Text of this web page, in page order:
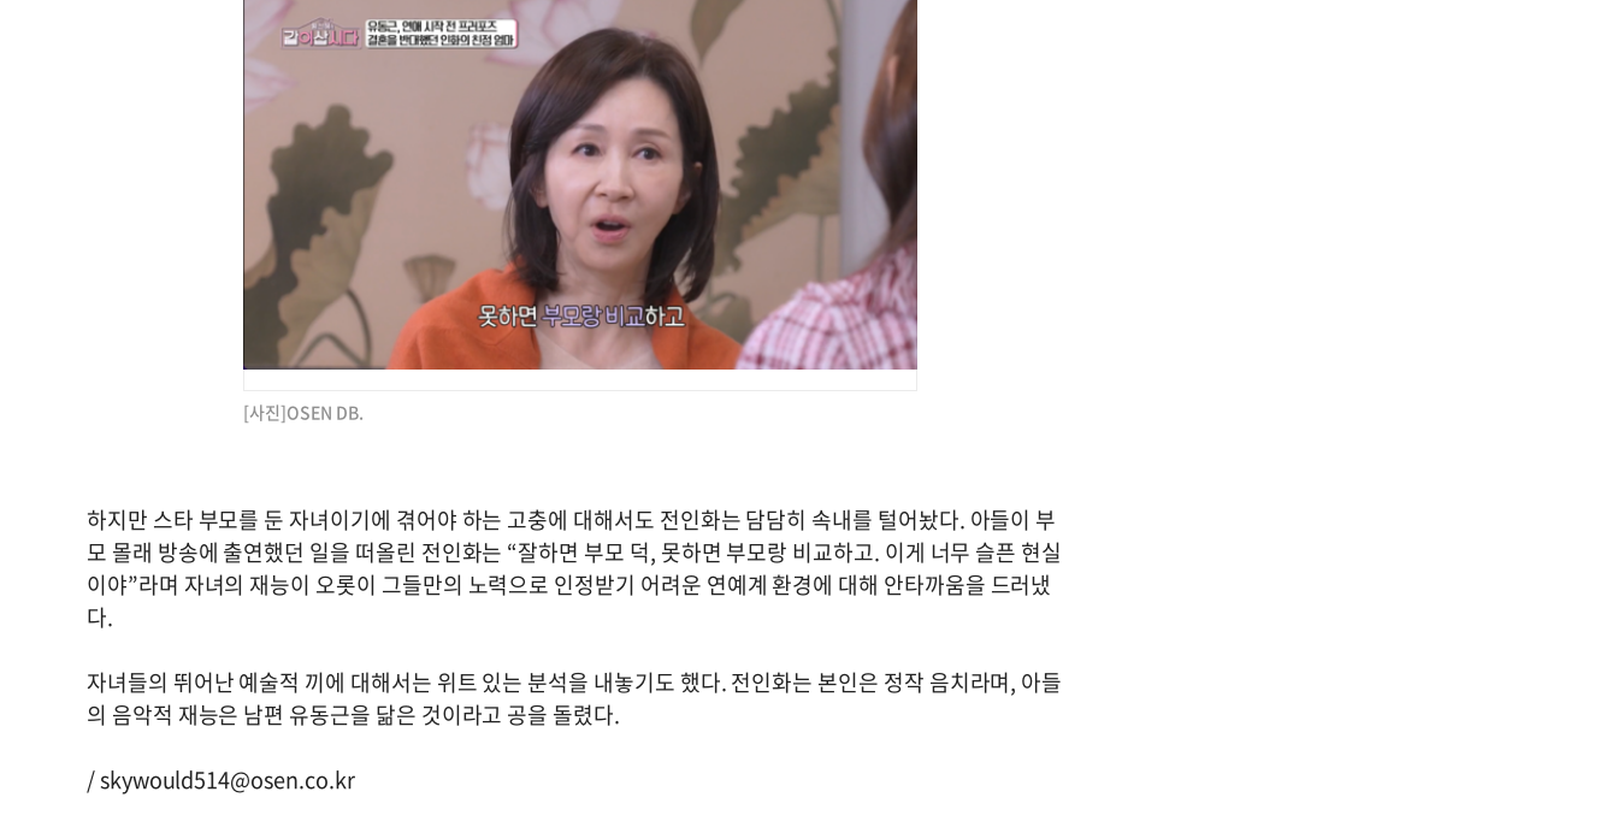
[사진]OSEN DB.
하지만 스타 부모를 둔 자녀이기에 겪어야 하는 고충에 대해서도 전인화는 담담히 속내를 털어놨다. 아들이 부
모 몰래 방송에 출연했던 일을 떠올린 전인화는 “잘하면 부모 덕, 못하면 부모랑 비교하고. 이게 너무 슬픈 현실
이야”라며 자녀의 재능이 오롯이 그들만의 노력으로 인정받기 어려운 연예계 환경에 대해 안타까움을 드러냈
다.
자녀들의 뛰어난 예술적 끼에 대해서는 위트 있는 분석을 내놓기도 했다. 전인화는 본인은 정작 음치라며, 아들
의 음악적 재능은 남편 유동근을 닮은 것이라고 공을 돌렸다.
/skywould514@osen.co.kr